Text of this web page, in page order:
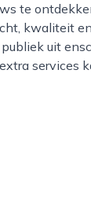
te
kwaliteit
uit
services